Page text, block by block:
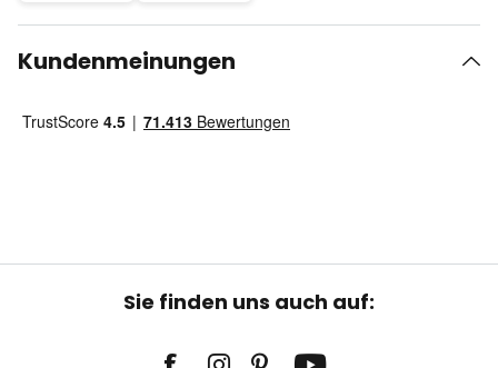
Kundenmeinungen
Sie finden uns auch auf: